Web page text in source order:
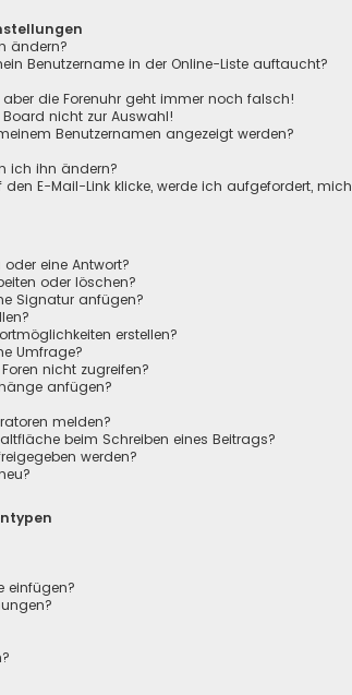
ändern?
Benutzername in der Online-Liste auftaucht?
die Forenuhr geht immer noch falsch!
nicht zur Auswahl!
Benutzernamen angezeigt werden?
ich ihn ändern?
E-Mail-Link klicke, werde ich aufgefordert, mich
eine Antwort?
oder löschen?
Signatur anfügen?
erstellen?
Umfrage?
nicht zugreifen?
anfügen?
melden?
beim Schreiben eines Beitrags?
werden?
einfügen?